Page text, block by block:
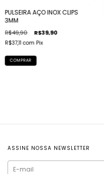
PULSEIRA AÇO INOX CLIPS
3MM
R$49,90 R$39,90
R$37,11com Pix
COMPRAR
ASSINE NOSSA NEWSLETTER